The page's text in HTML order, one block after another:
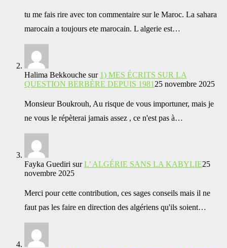
tu me fais rire avec ton commentaire sur le Maroc. La sahara
marocain a toujours ete marocain. L algerie est…
Halima Bekkouche sur 1) MES ÉCRITS SUR LA
QUESTION BERBÈRE DEPUIS 198125 novembre 2025
Monsieur Boukrouh, Au risque de vous importuner, mais je
ne vous le répèterai jamais assez , ce n'est pas à…
Fayka Guediri surL’ ALGÉRIE SANS LA KABYLIE25
novembre 2025
Merci pour cette contribution, ces sages conseils mais il ne
faut pas les faire en direction des algériens qu'ils soient…